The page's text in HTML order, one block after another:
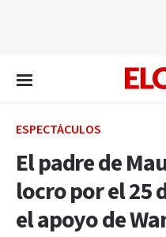
ESPECTÁCULOS
El padre de
locro por el 25
el apoyo de